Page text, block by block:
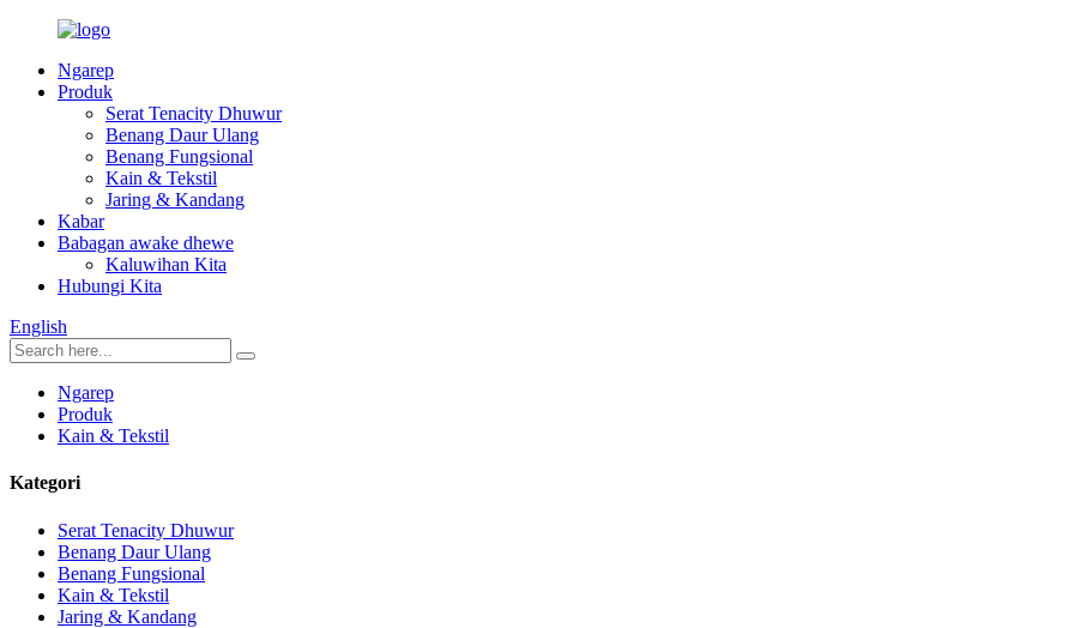
Ngarep
Produk
Serat Tenacity Dhuwur
Benang Daur Ulang
Benang Fungsional
Kain & Tekstil
Jaring & Kandang
Kabar
Babagan awake dhewe
Kaluwihan Kita
Hubungi Kita
English
Ngarep
Produk
Kain & Tekstil
Kategori
Serat Tenacity Dhuwur
Benang Daur Ulang
Benang Fungsional
Kain & Tekstil
Jaring & Kandang